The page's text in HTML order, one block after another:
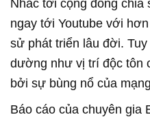
Nhắc tới cộng đồng chia
ngay tới Youtube với
sử phát triển lâu đời.
dường như vị trí độc tôn
bởi sự bùng nổ của
Báo cáo của chuyên gia